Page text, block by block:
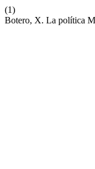
(1)
Botero, X. La política